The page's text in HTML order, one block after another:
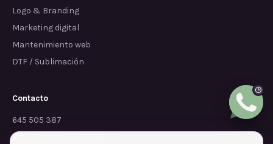
Logo & Branding
Marketing digital
Mantenimiento web
DTF / Sublimación
Contacto
645 505 387
info@dependalium.com